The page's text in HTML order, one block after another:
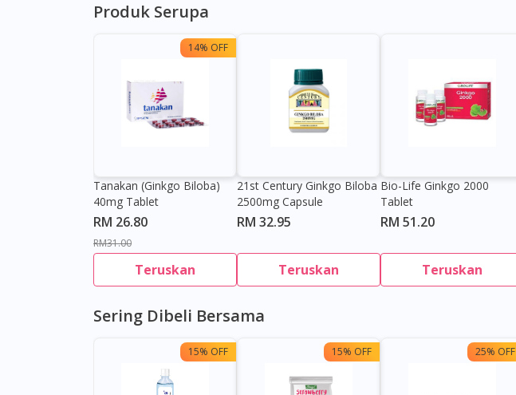
Produk Serupa
14% OFF
Tanakan (Ginkgo Biloba)
40mg Tablet
RM 26.80
RM31.00
Teruskan
21st Century Ginkgo Biloba
2500mg Capsule
RM 32.95
Teruskan
Bio-Life Ginkgo 2000
Tablet
RM 51.20
Teruskan
Sering Dibeli Bersama
15% OFF 15% OFF 25% OFF